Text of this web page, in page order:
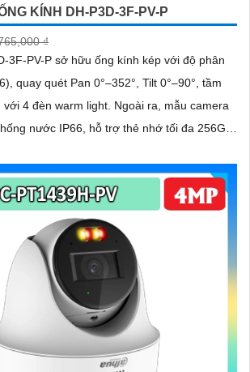
KÍNH DH-P3D-3F-PV-P
₫
3F-PV-P sở hữu ống kính kép với độ phân
quay quét Pan 0°–352°, Tilt 0°–90°, tầm
light. Ngoài ra, mẫu camera
nước IP66, hỗ trợ thẻ nhớ tối đa 256GB,